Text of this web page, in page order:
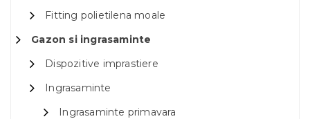
Fitting polietilena moale
Gazon si ingrasaminte
Dispozitive imprastiere
Ingrasaminte
Ingrasaminte primavara